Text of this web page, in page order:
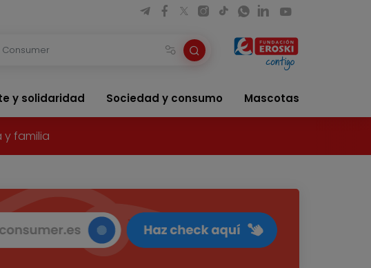
y solidaridad Sociedad y consumo Mascotas
y familia